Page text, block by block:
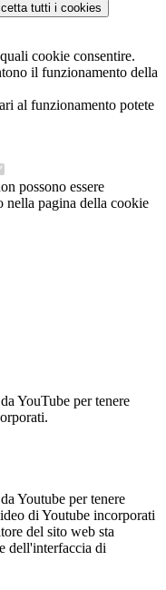
tutti i cookies
cookie consentire.
il funzionamento della
al funzionamento potete
possono essere
nella pagina della cookie
YouTube per tenere
Youtube per tenere
di Youtube incorporati
del sito web sta
dell'interfaccia di